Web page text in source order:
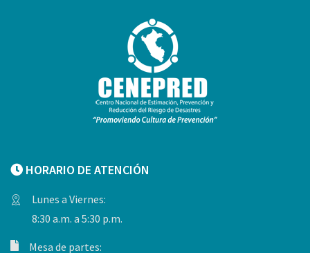
HORARIO DE ATENCIÓN
Lunes a Viernes:
8:30 a.m. a 5:30 p.m.
Mesa de partes: